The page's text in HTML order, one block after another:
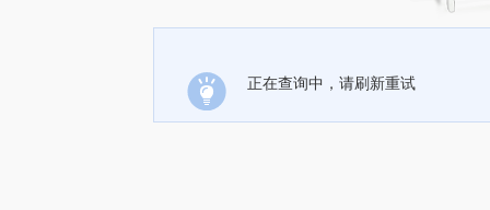
正在查询中，请刷新重试